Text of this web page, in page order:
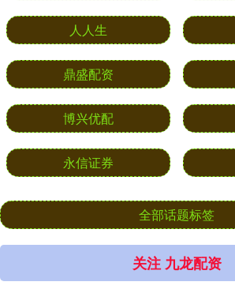
人人生
鼎盛配资
博兴优配
永信证券
全部话题标签
关注 九龙配资